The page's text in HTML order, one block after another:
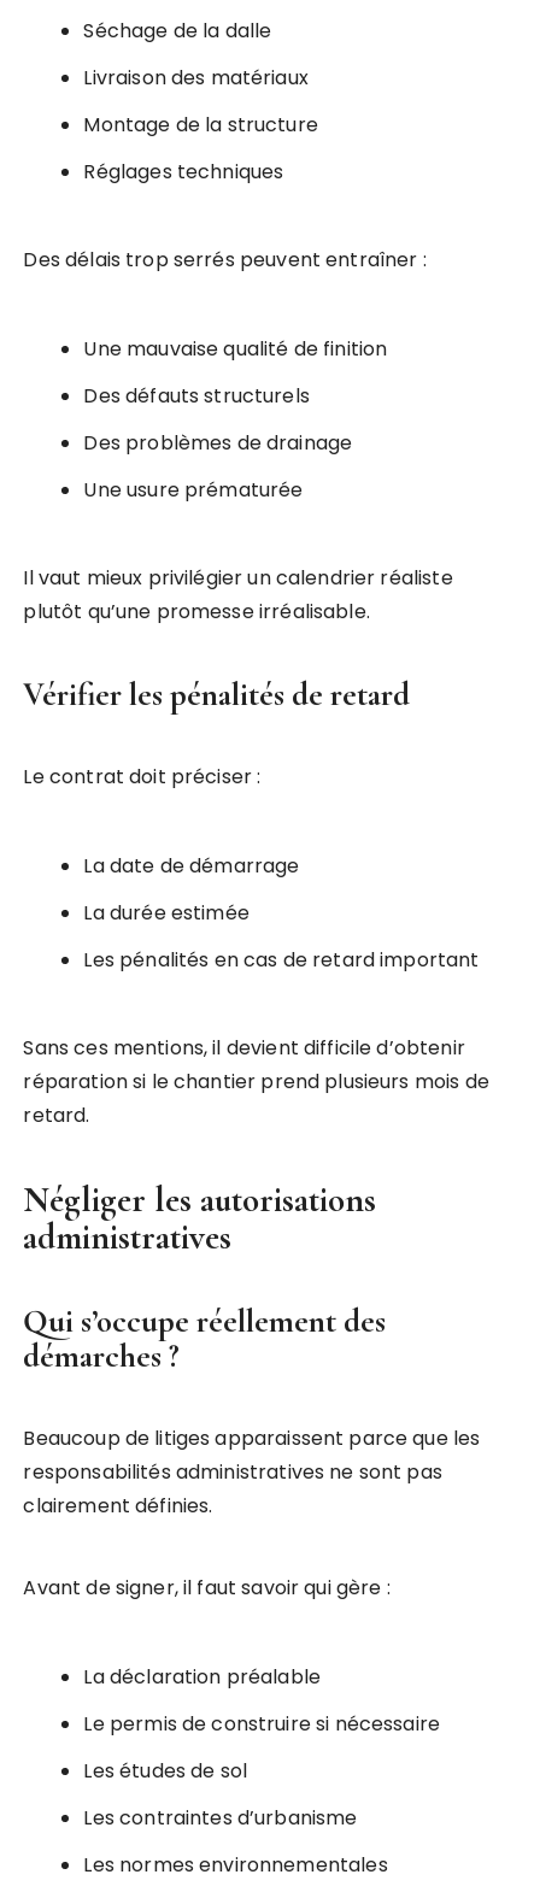
Séchage de la dalle
Livraison des matériaux
Montage de la structure
Réglages techniques
Des délais trop serrés peuvent entraîner :
Une mauvaise qualité de finition
Des défauts structurels
Des problèmes de drainage
Une usure prématurée
Il vaut mieux privilégier un calendrier réaliste
plutôt qu’une promesse irréalisable.
Vérifier les pénalités de retard
Le contrat doit préciser :
La date de démarrage
La durée estimée
Les pénalités en cas de retard important
Sans ces mentions, il devient difficile d’obtenir
réparation si le chantier prend plusieurs mois de
retard.
Négliger les autorisations
administratives
Qui s’occupe réellement des
démarches ?
Beaucoup de litiges apparaissent parce que les
responsabilités administratives ne sont pas
clairement définies.
Avant de signer, il faut savoir qui gère :
La déclaration préalable
Le permis de construire si nécessaire
Les études de sol
Les contraintes d’urbanisme
Les normes environnementales